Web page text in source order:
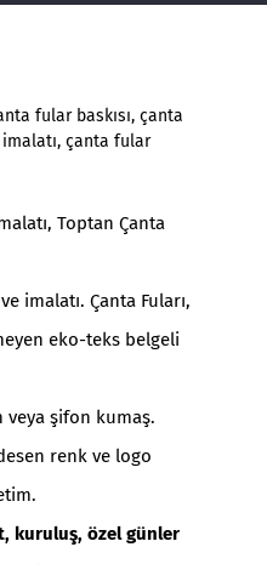
fular baskısı, çanta
, çanta fular
, Toptan Çanta
imalatı. Çanta Fuları,
eko-teks belgeli
veya şifon kumaş.
renk ve logo
kuruluş, özel günler